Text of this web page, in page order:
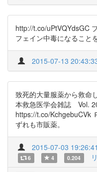
http://t.co/uPtVQYdsGC
フェイン中毒になること
2015-07-13
致死的大量服薬から救命
本救急医学会雑誌 Vol.
https://t.co/KchgebuCVk
ずれも市販薬。
2015-07-03 19:26:41
6 4 0.204